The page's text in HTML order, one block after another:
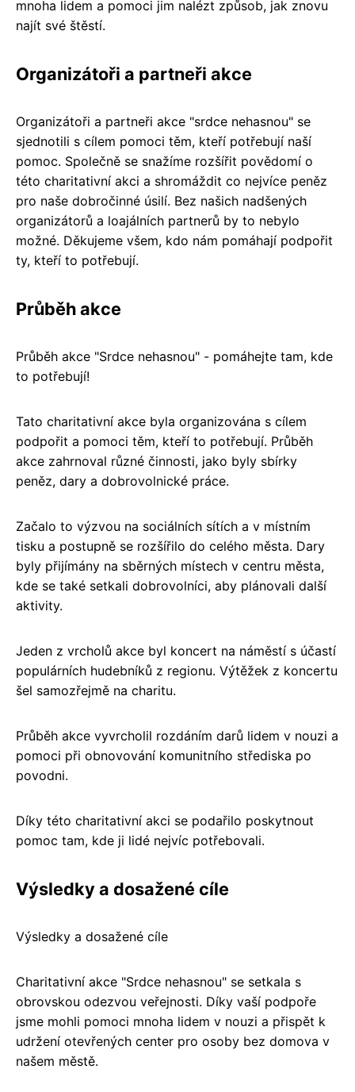
mnoha lidem a pomoci jim nalézt způsob, jak znovu
najít své štěstí.
Organizátoři a partneři akce
Organizátoři a partneři akce "srdce nehasnou" se
sjednotili s cílem pomoci těm, kteří potřebují naší
pomoc. Společně se snažíme rozšířit povědomí o
této charitativní akci a shromáždit co nejvíce peněz
pro naše dobročinné úsilí. Bez našich nadšených
organizátorů a loajálních partnerů by to nebylo
možné. Děkujeme všem, kdo nám pomáhají podpořit
ty, kteří to potřebují.
Průběh akce
Průběh akce "Srdce nehasnou" - pomáhejte tam, kde
to potřebují!
Tato charitativní akce byla organizována s cílem
podpořit a pomoci těm, kteří to potřebují. Průběh
akce zahrnoval různé činnosti, jako byly sbírky
peněz, dary a dobrovolnické práce.
Začalo to výzvou na sociálních sítích a v místním
tisku a postupně se rozšířilo do celého města. Dary
byly přijímány na sběrných místech v centru města,
kde se také setkali dobrovolníci, aby plánovali další
aktivity.
Jeden z vrcholů akce byl koncert na náměstí s účastí
populárních hudebníků z regionu. Výtěžek z koncertu
šel samozřejmě na charitu.
Průběh akce vyvrcholil rozdáním darů lidem v nouzi a
pomoci při obnovování komunitního střediska po
povodni.
Díky této charitativní akci se podařilo poskytnout
pomoc tam, kde ji lidé nejvíc potřebovali.
Výsledky a dosažené cíle
Výsledky a dosažené cíle
Charitativní akce "Srdce nehasnou" se setkala s
obrovskou odezvou veřejnosti. Díky vaší podpoře
jsme mohli pomoci mnoha lidem v nouzi a přispět k
udržení otevřených center pro osoby bez domova v
našem městě.